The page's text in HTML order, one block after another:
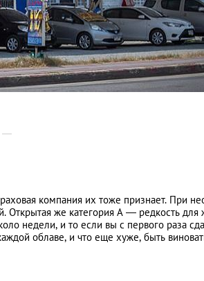
компания их тоже признает. При
Открытая же категория А — редкость для
недели, и то если вы с первого раза
каждой облаве, и что еще хуже, быть